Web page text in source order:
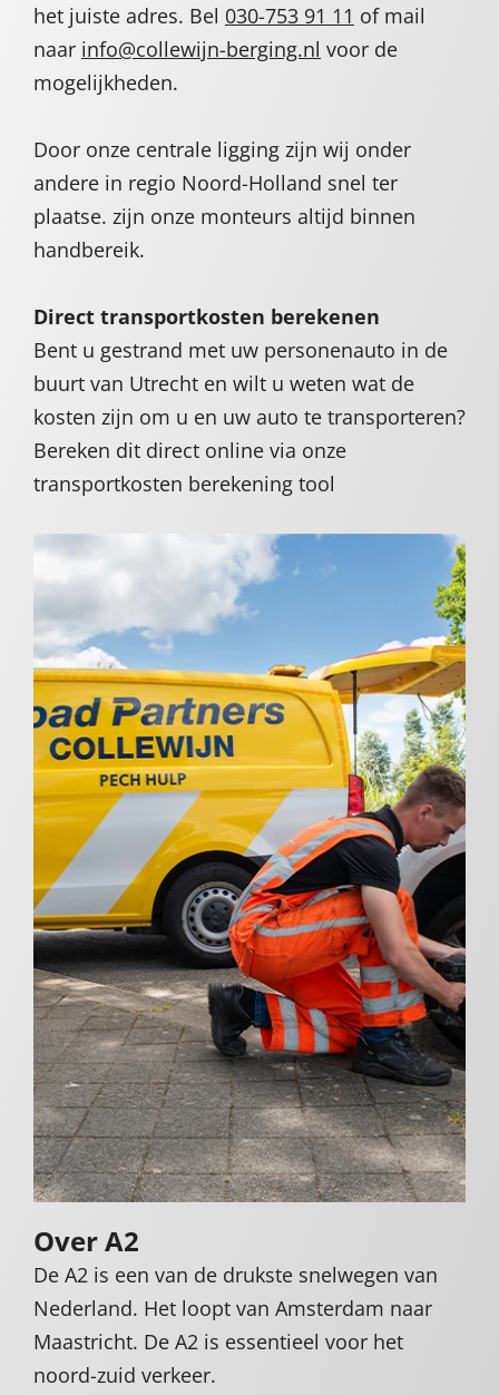
het juiste adres. Bel 030-753 91 11 of mail
naar info@collewijn-berging.nl voor de
mogelijkheden.
Door onze centrale ligging zijn wij onder
andere in regio Noord-Holland snel ter
plaatse. zijn onze monteurs altijd binnen
handbereik.
Direct transportkosten berekenen
Bent u gestrand met uw personenauto in de
buurt van Utrecht en wilt u weten wat de
kosten zijn om u en uw auto te transporteren?
Bereken dit direct online via onze
transportkosten berekening tool
Over A2
De A2 is een van de drukste snelwegen van
Nederland. Het loopt van Amsterdam naar
Maastricht. De A2 is essentieel voor het
noord-zuid verkeer.